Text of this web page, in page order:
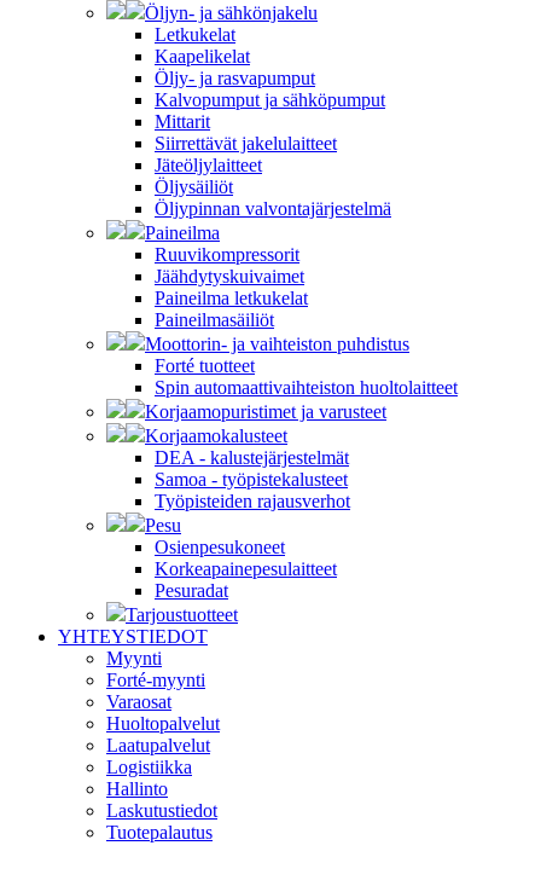
Öljyn- ja sähkönjakelu
Letkukelat
Kaapelikelat
Öljy- ja rasvapumput
Kalvopumput ja sähköpumput
Mittarit
Siirrettävät jakelulaitteet
Jäteöljylaitteet
Öljysäiliöt
Öljypinnan valvontajärjestelmä
Paineilma
Ruuvikompressorit
Jäähdytyskuivaimet
Paineilma letkukelat
Paineilmasäiliöt
Moottorin- ja vaihteiston puhdistus
Forté tuotteet
Spin automaattivaihteiston huoltolaitteet
Korjaamopuristimet ja varusteet
Korjaamokalusteet
DEA - kalustejärjestelmät
Samoa - työpistekalusteet
Työpisteiden rajausverhot
Pesu
Osienpesukoneet
Korkeapainepesulaitteet
Pesuradat
Tarjoustuotteet
YHTEYSTIEDOT
Myynti
Forté-myynti
Varaosat
Huoltopalvelut
Laatupalvelut
Logistiikka
Hallinto
Laskutustiedot
Tuotepalautus